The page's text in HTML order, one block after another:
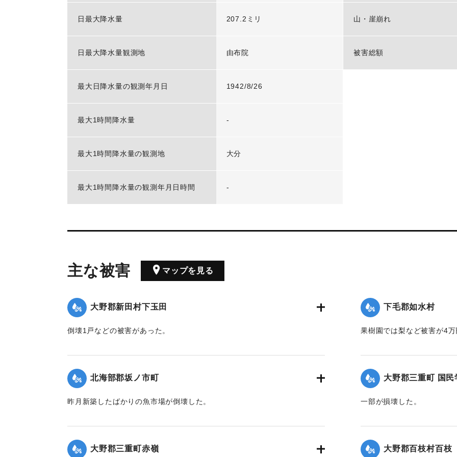
日最大降水量 207.2ミリ
日最大降水量観測地 由布院
最大日降水量の観測年月日 1942/8/26
最大1時間降水量 -
最大1時間降水量の観測地 大分
最大1時間降水量の観測年月日時間 -
山・崖崩れ
被害総額
主な被害 マップを見る
大野郡新田村下玉田
倒壊1戸などの被害があった。
｜固有コード: 00474072
下毛郡如水村
果樹園では梨など被害が4
｜固有コード:00474073
北海部郡坂ノ市町
昨月新築したばかりの魚市場が倒壊した。
｜固有コード:00474074
大野郡三重町 国民
一部が損壊した。
｜固有コード:00474067
大野郡三重町赤嶺 大野郡百枝村百枝